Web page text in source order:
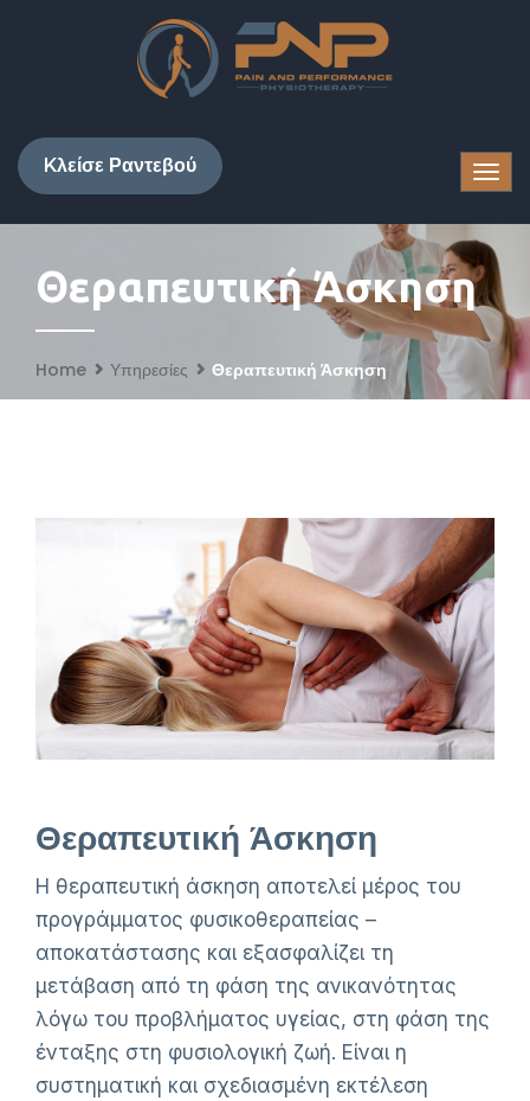
Kλείσε Ραντεβού
Θεραπευτική Άσκηση
Home Υπηρεσίες Θεραπευτική Άσκηση
Θεραπευτική Άσκηση
Η θεραπευτική άσκηση αποτελεί μέρος του
προγράμματος φυσικοθεραπείας –
αποκατάστασης και εξασφαλίζει τη
μετάβαση από τη φάση της ανικανότητας
λόγω του προβλήματος υγείας, στη φάση της
ένταξης στη φυσιολογική ζωή. Είναι η
συστηματική και σχεδιασμένη εκτέλεση